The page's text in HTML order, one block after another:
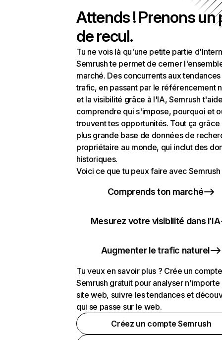
Attends ! Prenons un
de recul.
Tu ne vois là qu'une petite partie
Semrush te permet de cerner
marché. Des concurrents aux
trafic, en passant par le référencement
et la visibilité grâce à l'IA, Semrush
comprendre qui s'impose, pourquoi et
trouvent tes opportunités. Tout ça grâce
plus grande base de données de
propriétaire au monde, qui inclut des
historiques.
Voici ce que tu peux faire avec Semrush
Comprends ton marché
Mesurez votre visibilité dans l’IA
Augmenter le trafic naturel
Tu veux en savoir plus ? Crée un compte
Semrush gratuit pour analyser n'importe
site web, suivre les tendances et
qui se passe sur le web.
Créez un compte Semrush